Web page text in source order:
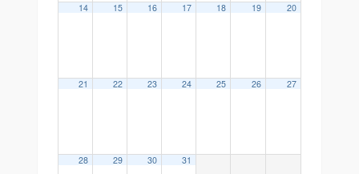
14 15 16 17 18 19 20
21 22 23 24 25 26 27
28 29 30 31